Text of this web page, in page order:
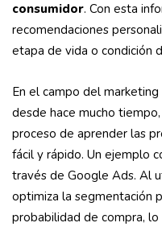
consumidor. Con esta
recomendaciones
etapa de vida o condición
En el campo del
desde hace mucho
proceso de aprender las
fácil y rápido. Un ejemplo
través de Google Ads. Al
optimiza la segmentación
probabilidad de compra,